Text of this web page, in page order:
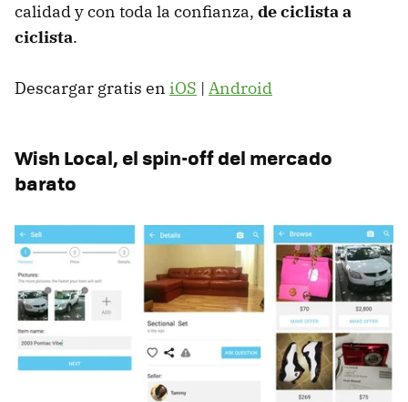
calidad y con toda la confianza, de ciclista a
ciclista.
Descargar gratis en iOS | Android
Wish Local, el spin-off del mercado
barato